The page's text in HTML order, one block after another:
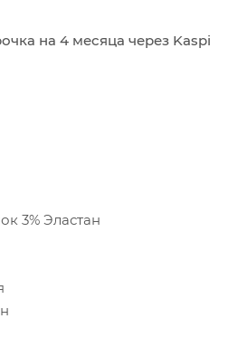
на 4 месяца через Kaspi
3% Эластан